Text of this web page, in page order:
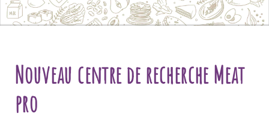
Nouveau centre de recherche Meat
pro